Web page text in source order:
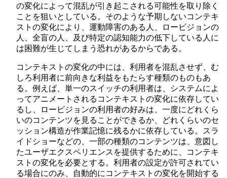
の変化によって混乱が引き起こされる可能性を取り除く
ことを狙いとしている。そのような予期しないコンテキ
ストの変化により、運動障害のある人、ロービジョンの
人、全盲の人、及び特定の認知能力の低下している人に
は困難が生じてしまう恐れがあるからである。
コンテキストの変化の中には、利用者を混乱させず、む
しろ利用者に前向きな利益をもたらす種類のものもあ
る。例えば、単一のスイッチの利用者は、システムによ
ってアニメートされるコンテキストの変化に依存してい
るし、ロービジョンの利用者の好みは、一度にどれくら
いのコンテンツを見ることができるか、どれくらいのセ
ッション構造が作業記憶に残るかに依存している。スラ
イドショーなどの、一部の種類のコンテンツは、意図し
たユーザエクスペリエンスを提供するために、コンテキ
ストの変化を必要とする。利用者の設定が許可されてい
る場合にのみ、自動的にコンテキストの変化を開始する